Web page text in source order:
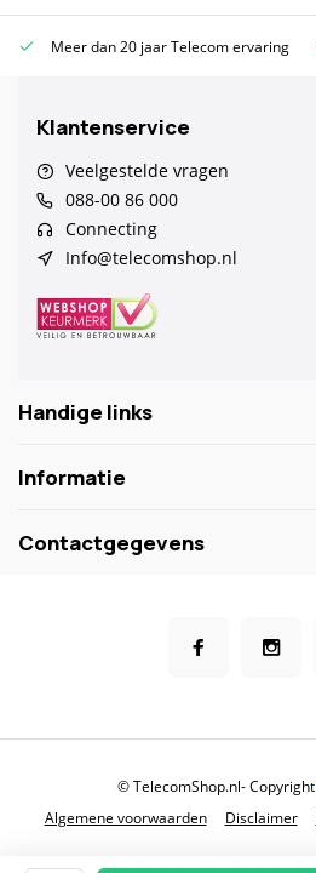
Meer dan 20 jaar Telecom ervaring
Klantenservice
Veelgestelde vragen
088-00 86 000
Connecting
Info@telecomshop.nl
Handige links
Informatie
Contactgegevens
Algemene voorwaarden Disclaimer
© TelecomShop.nl- Copyright